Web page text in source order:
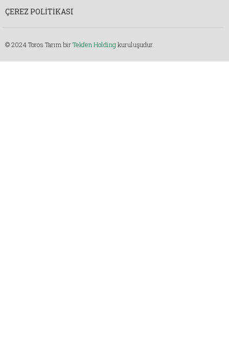
ÇEREZ POLITIKASI
© 2024 Toros Tarım birTekfen Holdingkuruluşudur.